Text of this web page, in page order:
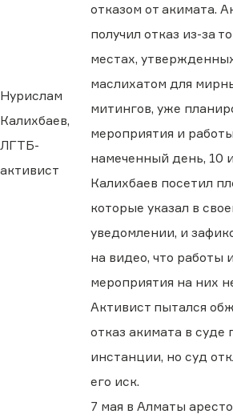
Нурислам
Калихбаев,
ЛГТБ-
активист
отказом от акимата.
получил отказ из-за
местах,
маслихатом для
митингов, уже
мероприятия и
намеченный день, 10
Калихбаев посетил
которые указал в
уведомлении, и
на видео, что работы и
мероприятия на них
Активист пытался
отказ акимата в суде
инстанции, но суд
его иск.
7 мая в Алматы